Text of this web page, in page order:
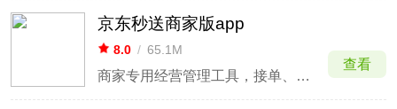
京东秒送商家版app
8.0 / 65.1M
商家专用经营管理工具，接单、发货、数据一手掌控
查看